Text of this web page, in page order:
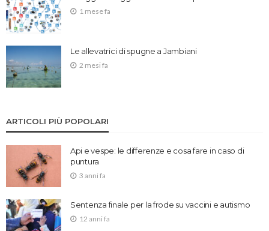
1 mese fa
Le allevatrici di spugne a Jambiani
2 mesi fa
ARTICOLI PIÙ POPOLARI
Api e vespe: le differenze e cosa fare in caso di
puntura
3 anni fa
Sentenza finale per la frode su vaccini e autismo
12 anni fa